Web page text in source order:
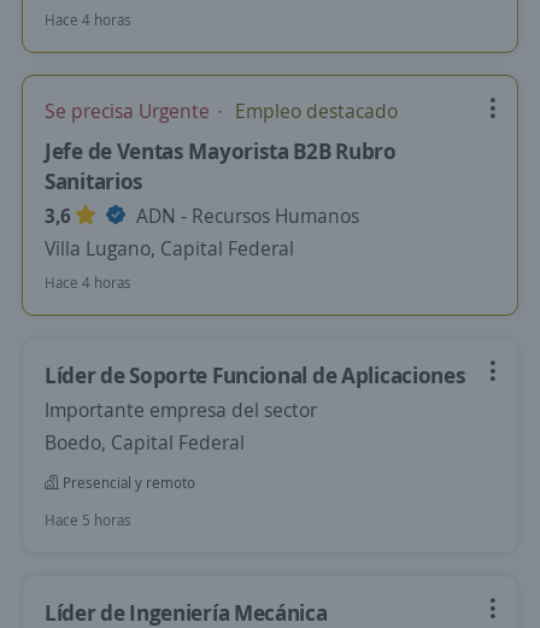
Hace 4 horas
Se precisa Urgente Empleo destacado
Jefe de Ventas Mayorista B2B Rubro
Sanitarios
3,6
ADN - Recursos Humanos
Villa Lugano, Capital Federal
Hace 4 horas
Líder de Soporte Funcional de Aplicaciones
Importante empresa del sector
Boedo, Capital Federal
Presencial y remoto
Hace 5 horas
Líder de Ingeniería Mecánica